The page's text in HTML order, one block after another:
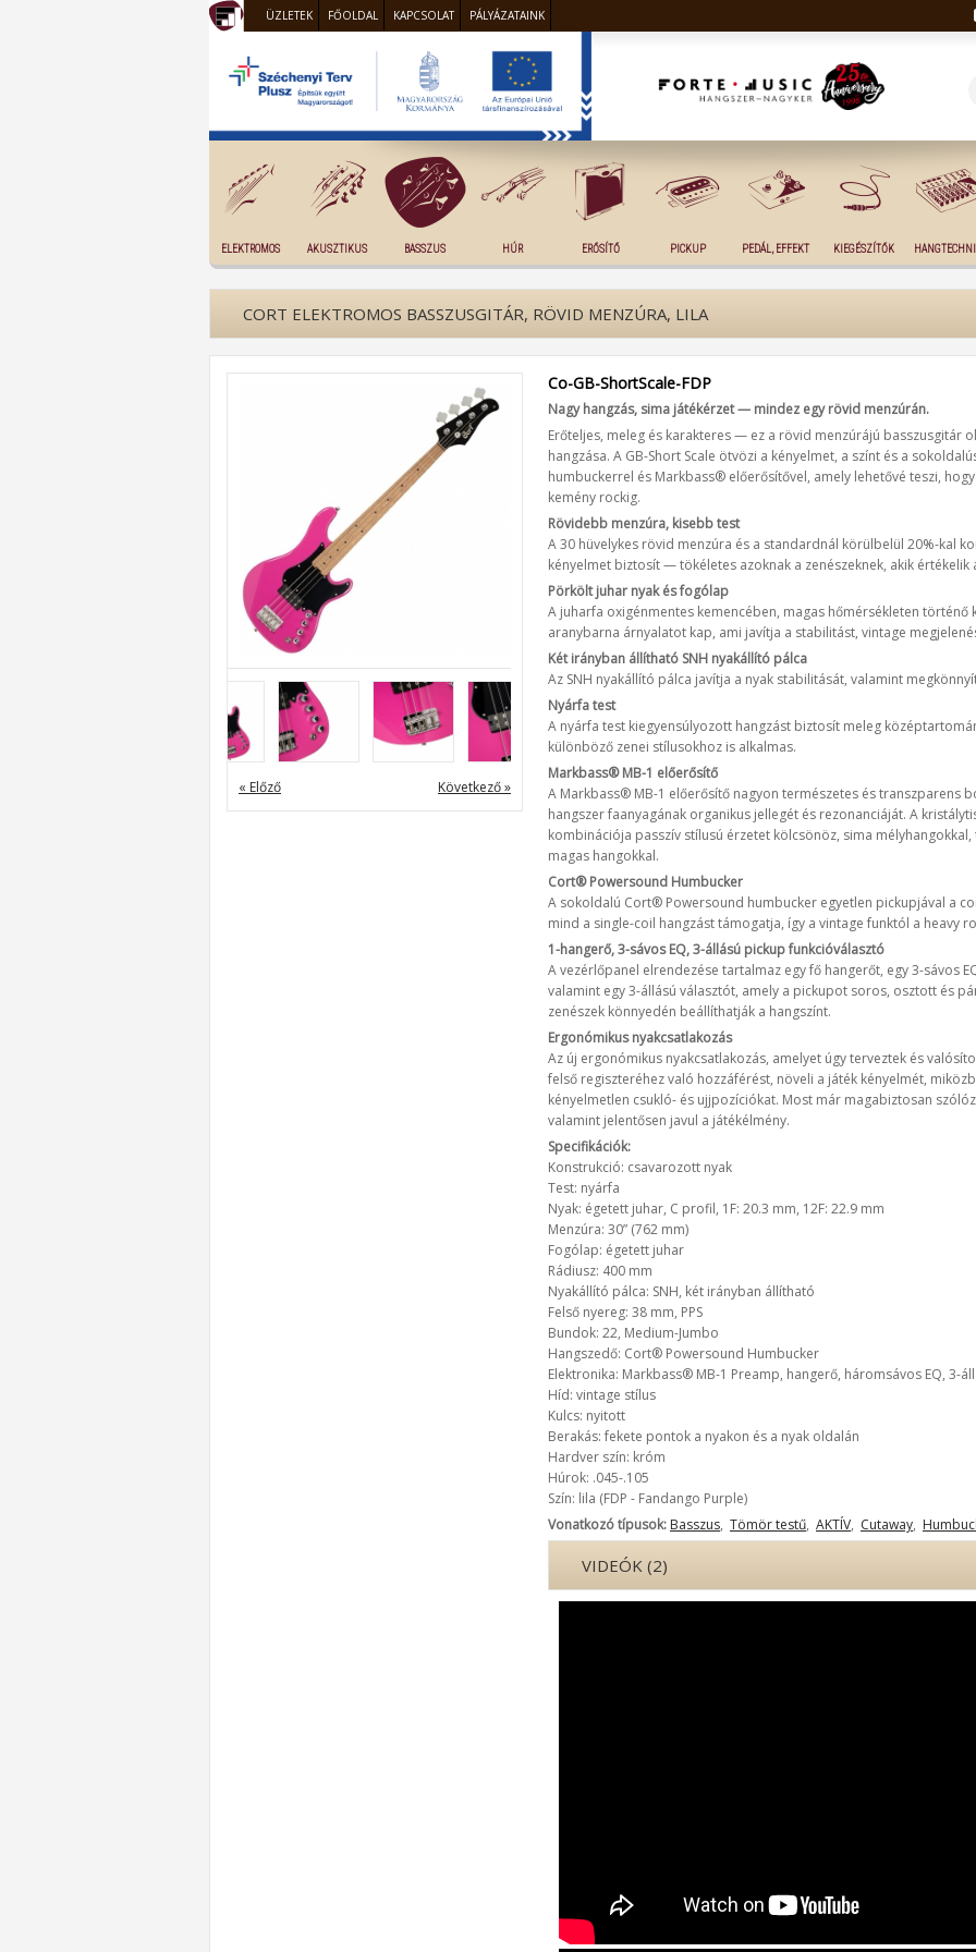
ÜZLETEK FŐOLDAL KAPCSOLAT PÁLYÁZATAINK
ELEKTROMOS AKUSZTIKUS BASSZUS HÚR ERŐSÍTŐ PICKUP PEDÁL, EFFEKT KIEGÉSZÍTŐK
CORT ELEKTROMOS BASSZUSGITÁR, RÖVID MENZÚRA, LILA
« Előző Következő »
Co-GB-ShortScale-FDP
Nagy hangzás, sima játékérzet — mindez egy rövid menzúrán.
Erőteljes, meleg és karakteres — ez a rövid menzúrájú basszusgitár
hangzása. A GB-Short Scale ötvözi a kényelmet, a színt és a
humbuckerrel és Markbass® előerősítővel, amely lehetővé teszi,
kemény rockig.
Rövidebb menzúra, kisebb test
A 30 hüvelykes rövid menzúra és a standardnál körülbelül 20%-kal
kényelmet biztosít — tökéletes azoknak a zenészeknek, akik
Pörkölt juhar nyak és fogólap
A juharfa oxigénmentes kemencében, magas hőmérsékleten történő
aranybarna árnyalatot kap, ami javítja a stabilitást, vintage
Két irányban állítható SNH nyakállító pálca
Az SNH nyakállító pálca javítja a nyak stabilitását, valamint
Nyárfa test
A nyárfa test kiegyensúlyozott hangzást biztosít meleg
különböző zenei stílusokhoz is alkalmas.
Markbass® MB-1 előerősítő
A Markbass® MB-1 előerősítő nagyon természetes és transzparens
hangszer faanyagának organikus jellegét és rezonanciáját. A
kombinációja passzív stílusú érzetet kölcsönöz, sima
magas hangokkal.
Cort® Powersound Humbucker
A sokoldalú Cort® Powersound humbucker egyetlen pickupjával a
mind a single-coil hangzást támogatja, így a vintage funktól a heavy
1-hangerő, 3-sávos EQ, 3-állású pickup funkcióválasztó
A vezérlőpanel elrendezése tartalmaz egy fő hangerőt, egy 3-sávos
valamint egy 3-állású választót, amely a pickupot soros, osztott és
zenészek könnyedén beállíthatják a hangszínt.
Ergonómikus nyakcsatlakozás
Az új ergonómikus nyakcsatlakozás, amelyet úgy terveztek és
felső regiszteréhez való hozzáférést, növeli a játék kényelmét,
kényelmetlen csukló- és ujjpozíciókat. Most már magabiztosan
valamint jelentősen javul a játékélmény.
Specifikációk:
Konstrukció: csavarozott nyak
Test: nyárfa
Nyak: égetett juhar, C profil, 1F: 20.3 mm, 12F: 22.9 mm
Menzúra: 30” (762 mm)
Fogólap: égetett juhar
Rádiusz: 400 mm
Nyakállító pálca: SNH, két irányban állítható
Felső nyereg: 38 mm, PPS
Bundok: 22, Medium-Jumbo
Hangszedő: Cort® Powersound Humbucker
Elektronika: Markbass® MB-1 Preamp, hangerő, háromsávos EQ, 3-
Híd: vintage stílus
Kulcs: nyitott
Berakás: fekete pontok a nyakon és a nyak oldalán
Hardver szín: króm
Húrok: .045-.105
Szín: lila (FDP - Fandango Purple)
Vonatkozó típusok: Basszus, Tömör testű, AKTÍV, Cutaway,
VIDEÓK (2)